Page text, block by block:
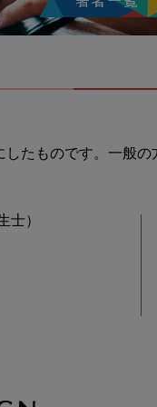
たものです。一般の
士）